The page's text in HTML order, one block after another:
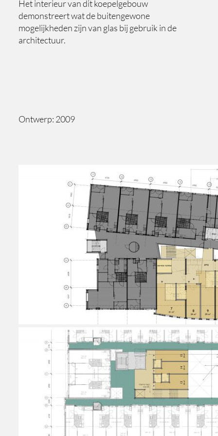
Het interieur van dit koepelgebouw
demonstreert wat de buitengewone
mogelijkheden zijn van glas bij gebruik in de
architectuur.
Ontwerp: 2009